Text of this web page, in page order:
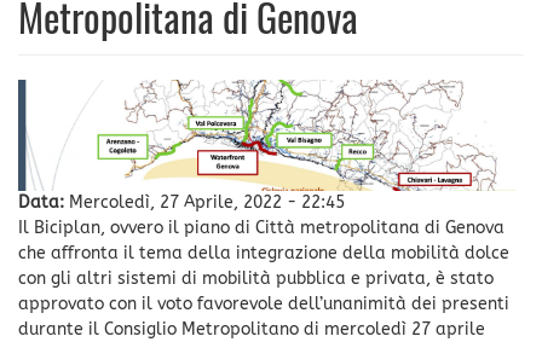
Metropolitana di Genova
Data: Mercoledì, 27 Aprile, 2022 - 22:45
Il Biciplan, ovvero il piano di Città metropolitana di Genova
che affronta il tema della integrazione della mobilità dolce
con gli altri sistemi di mobilità pubblica e privata, è stato
approvato con il voto favorevole dell’unanimità dei presenti
durante il Consiglio Metropolitano di mercoledì 27 aprile